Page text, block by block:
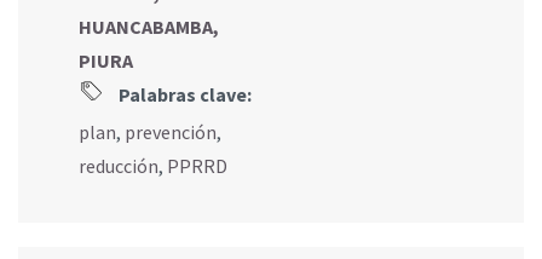
HUANCABAMBA,
PIURA
Palabras clave:
plan, prevención,
reducción, PPRRD